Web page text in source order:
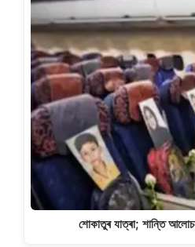
শোকাতুৰ যাত্ৰা; শান্তি